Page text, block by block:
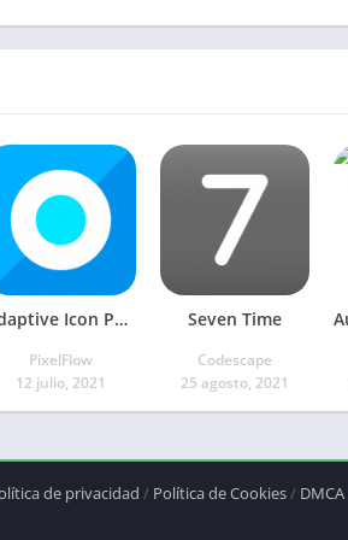
Adaptive Icon Pack
PixelFlow
12 julio, 2021
Seven Time
Codescape
25 agosto, 2021
de privacidad / Política de Cookies / DMCA